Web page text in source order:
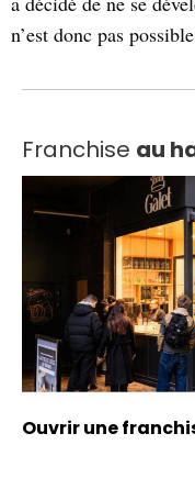
n’est donc pas
Franchise au
Ouvrir une